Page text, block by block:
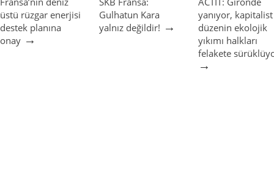
üstü rüzgar enerjisi
destek planına
onay →
Gulhatun Kara
yalnız değildir! →
yanıyor, kapitalist
düzenin ekolojik
yıkımı halkları
felakete
→